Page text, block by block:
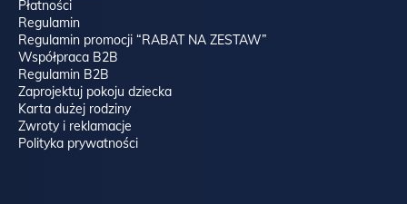
Płatności
Regulamin
Regulamin promocji “RABAT NA ZESTAW”
Współpraca B2B
Regulamin B2B
Zaprojektuj pokoju dziecka
Karta dużej rodziny
Zwroty i reklamacje
Polityka prywatności